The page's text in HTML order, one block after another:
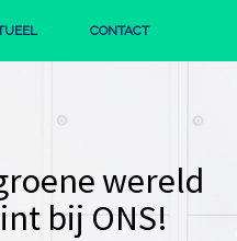
CONTACT
wereld
bij ONS!